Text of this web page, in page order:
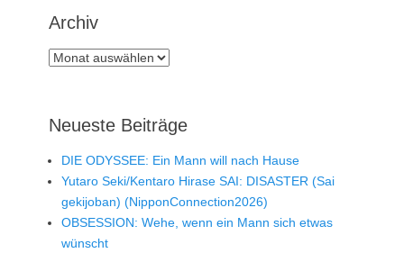
Archiv
Archiv
Neueste Beiträge
DIE ODYSSEE: Ein Mann will nach Hause
Yutaro Seki/Kentaro Hirase SAI: DISASTER (Sai
gekijoban) (NipponConnection2026)
OBSESSION: Wehe, wenn ein Mann sich etwas
wünscht